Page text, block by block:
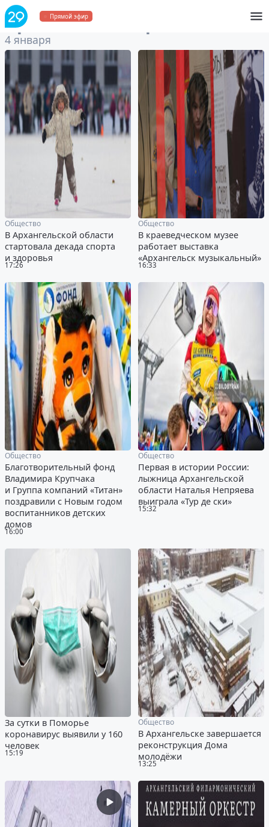
Прямой эфир
Архивза 4 января 2022
4 января
17:26
Общество
В Архангельской области
стартовала декада спорта
и здоровья
16:33
Общество
В краеведческом музее
работает выставка
«Архангельск музыкальный»
16:00
Общество
Благотворительный фонд
Владимира Крупчака
и Группа компаний «Титан»
поздравили с Новым годом
воспитанников детских
домов
15:32
Общество
Первая в истории России:
лыжница Архангельской
области Наталья Непряева
выиграла «Тур де ски»
15:19
За сутки в Поморье
коронавирус выявили у 160
человек
13:25
Общество
В Архангельске завершается
реконструкция Дома
молодёжи